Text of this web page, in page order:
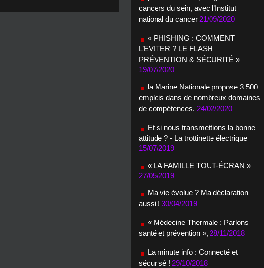
cancers du sein, avec l’Institut
national du cancer 21/09/2020
« PHISHING : COMMENT
L’EVITER ? LE FLASH
PRÉVENTION & SÉCURITÉ »
19/07/2020
la Marine Nationale propose 3 500
emplois dans de nombreux domaines
de compétences. 24/02/2020
Et si nous transmettions la bonne
attitude ? - La trottinette électrique
15/07/2019
« LA FAMILLE TOUT-ÉCRAN »
27/05/2019
Ma vie évolue ? Ma déclaration
aussi ! 30/04/2019
« Médecine Thermale : Parlons
santé et prévention », 28/11/2018
La minute info : Connecté et
sécurisé ! 29/10/2018